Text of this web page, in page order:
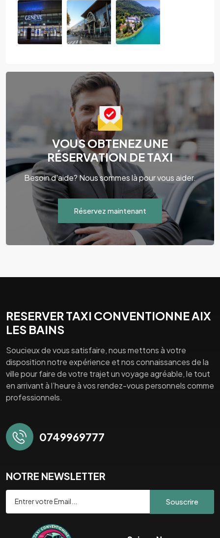
VOUS OBTENEZ UNE
RÉSERVATION DE TAXI
Besoin d'aide? Nous sommes là pour vous aider.
Réservez maintenant
RESERVER TAXI CONVENTIONNE AIX
LES BAINS
Soucieux de vous satisfaire, nous mettons à votre
disposition notre expérience et nos connaissances de la
ville pour faire de votre trajet un voyage agréable, le tout
en arrivant à l’heure à vos rendez-vous personnels comme
professionnels.
0749969777
NOTRE NEWSLETTER
Souscrire